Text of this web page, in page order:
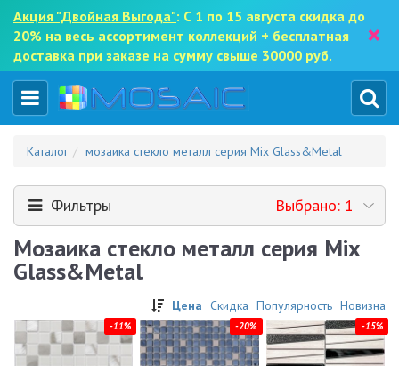
Акция "Двойная Выгода": С 1 по 15 августа скидка до
20% на весь ассортимент коллекций + бесплатная
доставка при заказе на сумму свыше 30000 руб.
×
Каталог мозаика стекло металл серия Mix Glass&Metal
Фильтры Выбрано: 1
Мозаика стекло металл серия Mix
Glass&Metal
Цена Скидка Популярность Новизна
-11% -20% -15%